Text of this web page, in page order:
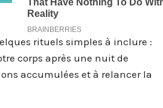
rituels simples à inclure :
corps après une nuit de
accumulées et à relancer la